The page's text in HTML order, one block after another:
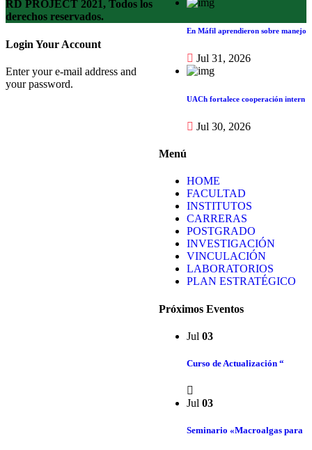
En Máfil aprendieron sobre manejo
Jul 31, 2026
UACh fortalece cooperación intern
Jul 30, 2026
Menú
HOME
FACULTAD
INSTITUTOS
CARRERAS
POSTGRADO
INVESTIGACIÓN
VINCULACIÓN
LABORATORIOS
PLAN ESTRATÉGICO
Próximos Eventos
Jul 03
Curso de Actualización “
Jul 03
Seminario «Macroalgas para
RD PROJECT 2021, Todos los
derechos reservados.
Login Your Account
Enter your e-mail address and
your password.